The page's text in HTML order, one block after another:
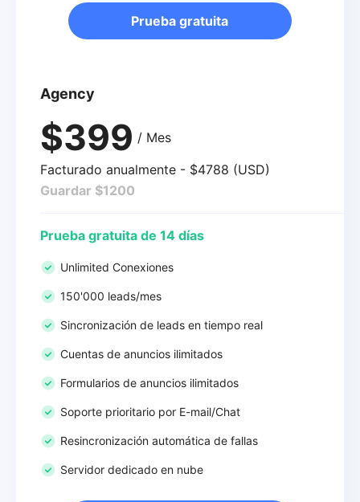
Prueba gratuita
Agency
$399 / Mes
Facturado anualmente - $4788 (USD)
Guardar $1200
Prueba gratuita de 14 días
Unlimited Conexiones
150'000 leads/mes
Sincronización de leads en tiempo real
Cuentas de anuncios ilimitados
Formularios de anuncios ilimitados
Soporte prioritario por E-mail/Chat
Resincronización automática de fallas
Servidor dedicado en nube